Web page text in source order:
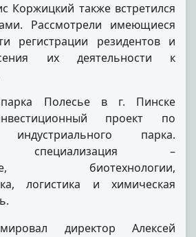
Коржицкий также встретился
Рассмотрели имеющиеся
регистрации резидентов и
их деятельности к
Полесье в г. Пинске
проект по
индустриального парка.
специализация –
биотехнологии,
логистика и химическая
директор Алексей